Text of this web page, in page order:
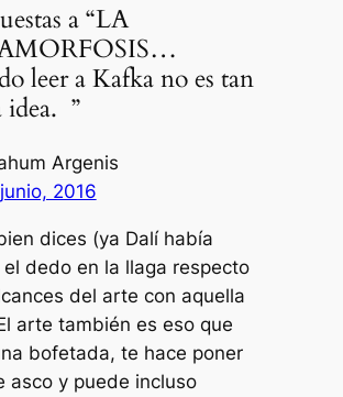
a “LA
leer a Kafka no es tan
idea. ”
Argenis
2016
dices (ya Dalí había
el dedo en la llaga respecto
del arte con aquella
arte también es eso que
bofetada, te hace poner
asco y puede incluso